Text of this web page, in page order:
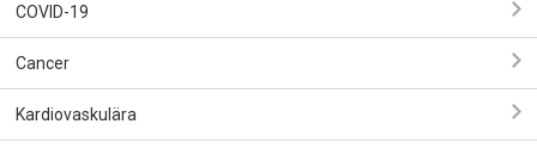
COVID-19
Cancer
Kardiovaskulära